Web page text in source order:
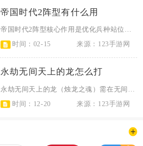
帝国时代2阵型有什么用
帝国时代2阵型核心作用是优化兵种站位、集中火力输出、降低范围伤害、保护脆弱单...
时间：02-15
来源：123手游网
永劫无间天上的龙怎么打
时间：12-20
来源：123手游网